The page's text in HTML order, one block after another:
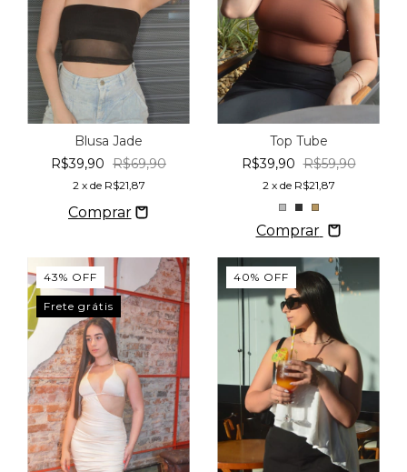
Blusa Jade
R$39,90 R$69,90
2 x de R$21,87
Top Tube
R$39,90 R$59,90
2 x de R$21,87
Comprar
43% OFF
Frete grátis
40% OFF